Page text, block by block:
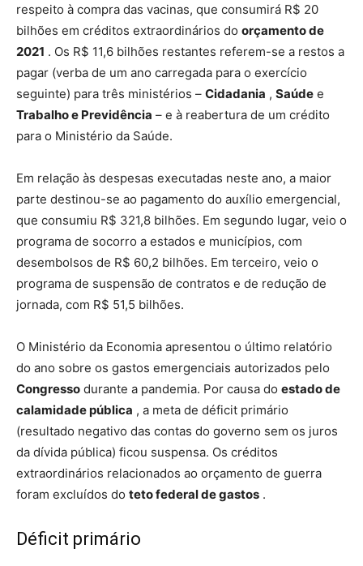
respeito à compra das vacinas, que consumirá R$ 20
bilhões em créditos extraordinários do orçamento de
2021 . Os R$ 11,6 bilhões restantes referem-se a restos a
pagar (verba de um ano carregada para o exercício
seguinte) para três ministérios – Cidadania , Saúde e
Trabalho e Previdência – e à reabertura de um crédito
para o Ministério da Saúde.
Em relação às despesas executadas neste ano, a maior
parte destinou-se ao pagamento do auxílio emergencial,
que consumiu R$ 321,8 bilhões. Em segundo lugar, veio o
programa de socorro a estados e municípios, com
desembolsos de R$ 60,2 bilhões. Em terceiro, veio o
programa de suspensão de contratos e de redução de
jornada, com R$ 51,5 bilhões.
O Ministério da Economia apresentou o último relatório
do ano sobre os gastos emergenciais autorizados pelo
Congresso durante a pandemia. Por causa do estado de
calamidade pública , a meta de déficit primário
(resultado negativo das contas do governo sem os juros
da dívida pública) ficou suspensa. Os créditos
extraordinários relacionados ao orçamento de guerra
foram excluídos do teto federal de gastos .
Déficit primário